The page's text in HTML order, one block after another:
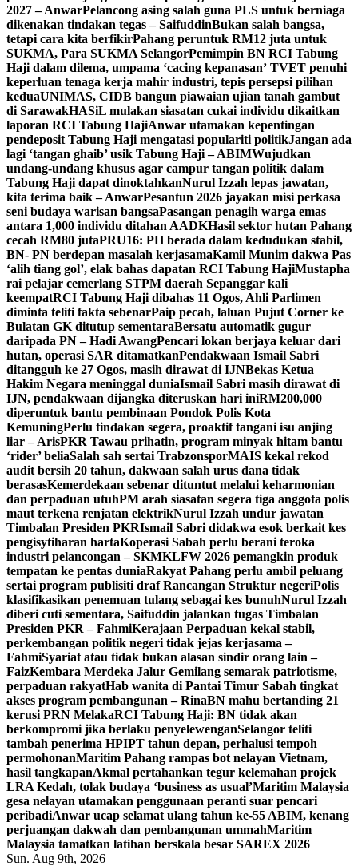
2027 – AnwarPelancong asing salah guna PLS untuk berniaga
dikenakan tindakan tegas – SaifuddinBukan salah bangsa,
tetapi cara kita berfikirPahang peruntuk RM12 juta untuk
SUKMA, Para SUKMA SelangorPemimpin BN RCI Tabung
Haji dalam dilema, umpama ‘cacing kepanasan’ TVET penuhi
keperluan tenaga kerja mahir industri, tepis persepsi pilihan
keduaUNIMAS, CIDB bangun piawaian ujian tanah gambut
di SarawakHASiL mulakan siasatan cukai individu dikaitkan
laporan RCI Tabung HajiAnwar utamakan kepentingan
pendeposit Tabung Haji mengatasi populariti politikJangan ada
lagi ‘tangan ghaib’ usik Tabung Haji – ABIMWujudkan
undang-undang khusus agar campur tangan politik dalam
Tabung Haji dapat dinoktahkanNurul Izzah lepas jawatan,
kita terima baik – AnwarPesantun 2026 jayakan misi perkasa
seni budaya warisan bangsaPasangan penagih warga emas
antara 1,000 individu ditahan AADKHasil sektor hutan Pahang
cecah RM80 jutaPRU16: PH berada dalam kedudukan stabil,
BN- PN berdepan masalah kerjasamaKamil Munim dakwa Pas
‘alih tiang gol’, elak bahas dapatan RCI Tabung HajiMustapha
rai pelajar cemerlang STPM daerah Sepanggar kali
keempatRCI Tabung Haji dibahas 11 Ogos, Ahli Parlimen
diminta teliti fakta sebenarPaip pecah, laluan Pujut Corner ke
Bulatan GK ditutup sementaraBersatu automatik gugur
daripada PN – Hadi AwangPencari lokan berjaya keluar dari
hutan, operasi SAR ditamatkanPendakwaan Ismail Sabri
ditangguh ke 27 Ogos, masih dirawat di IJNBekas Ketua
Hakim Negara meninggal duniaIsmail Sabri masih dirawat di
IJN, pendakwaan dijangka diteruskan hari iniRM200,000
diperuntuk bantu pembinaan Pondok Polis Kota
KemuningPerlu tindakan segera, proaktif tangani isu anjing
liar – ArisPKR Tawau prihatin, program minyak hitam bantu
‘rider’ beliaSalah sah sertai TrabzonsporMAIS kekal rekod
audit bersih 20 tahun, dakwaan salah urus dana tidak
berasasKemerdekaan sebenar dituntut melalui keharmonian
dan perpaduan utuhPM arah siasatan segera tiga anggota polis
maut terkena renjatan elektrikNurul Izzah undur jawatan
Timbalan Presiden PKRIsmail Sabri didakwa esok berkait kes
pengisytiharan hartaKoperasi Sabah perlu berani teroka
industri pelancongan – SKMKLFW 2026 pemangkin produk
tempatan ke pentas duniaRakyat Pahang perlu ambil peluang
sertai program publisiti draf Rancangan Struktur negeriPolis
klasifikasikan penemuan tulang sebagai kes bunuhNurul Izzah
diberi cuti sementara, Saifuddin jalankan tugas Timbalan
Presiden PKR – FahmiKerajaan Perpaduan kekal stabil,
perkembangan politik negeri tidak jejas kerjasama –
FahmiSyariat atau tidak bukan alasan sindir orang lain –
FaizKembara Merdeka Jalur Gemilang semarak patriotisme,
perpaduan rakyatHab wanita di Pantai Timur Sabah tingkat
akses program pembangunan – RinaBN mahu bertanding 21
kerusi PRN MelakaRCI Tabung Haji: BN tidak akan
berkompromi jika berlaku penyelewenganSelangor teliti
tambah penerima HPIPT tahun depan, perhalusi tempoh
permohonanMaritim Pahang rampas bot nelayan Vietnam,
hasil tangkapanAkmal pertahankan tegur kelemahan projek
LRA Kedah, tolak budaya ‘business as usual’Maritim Malaysia
gesa nelayan utamakan penggunaan peranti suar pencari
peribadiAnwar ucap selamat ulang tahun ke-55 ABIM, kenang
perjuangan dakwah dan pembangunan ummahMaritim
Malaysia tamatkan latihan berskala besar SAREX 2026
Sun. Aug 9th, 2026